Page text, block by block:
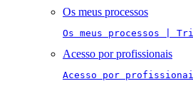
Os meus processos
Os meus processos |
Acesso por profissionais
Acesso por